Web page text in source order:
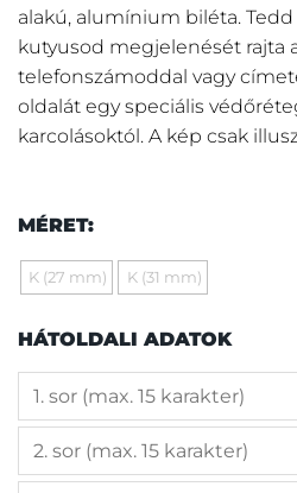
alakú, alumínium biléta.
kutyusod megjelenését rajta
telefonszámoddal vagy
oldalát egy speciális
karcolásoktól. A kép csak
MÉRET:
K (27 mm) K (31 mm)
HÁTOLDALI ADATOK